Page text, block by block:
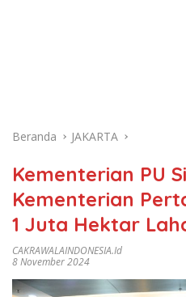
Beranda JAKARTA
Kementerian PU
Kementerian
1 Juta Hektar
CAKRAWALAINDONESIA.id
8 November 2024